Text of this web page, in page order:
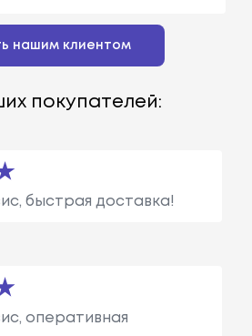
нашим клиентом
покупателей:
быстрая доставка!
оперативная